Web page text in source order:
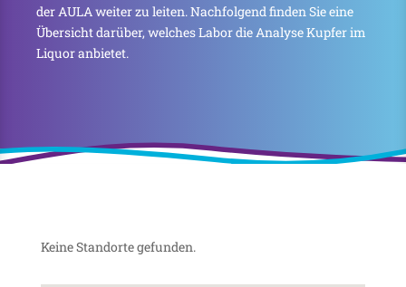
der AULA weiter zu leiten. Nachfolgend finden Sie eine
Übersicht darüber, welches Labor die Analyse Kupfer im
Liquor anbietet.
Keine Standorte gefunden.